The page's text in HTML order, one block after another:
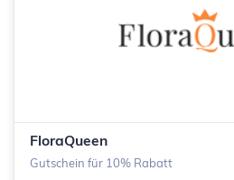
FloraQueen
Gutschein für 10% Rabatt